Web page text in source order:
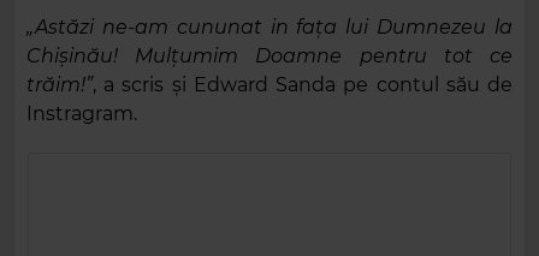
„Astăzi ne-am cununat in fața lui Dumnezeu la
Chișinău! Mulțumim Doamne pentru tot ce
trăim!”, a scris și Edward Sanda pe contul său de
Instragram.